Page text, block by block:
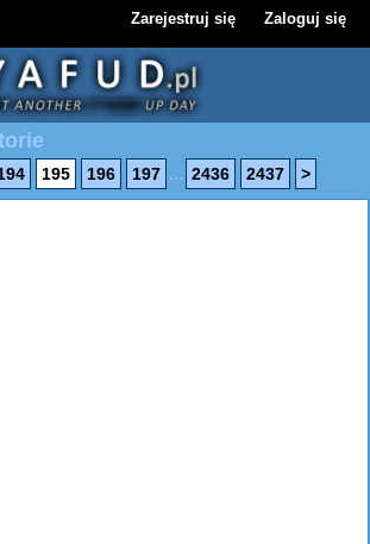
Zarejestruj się Zaloguj się
195 196 197 ... 2436 2437 >